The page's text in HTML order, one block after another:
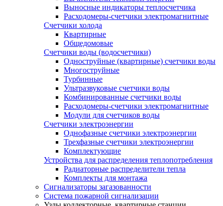
Выносные индикаторы теплосчетчика
Расходомеры-счетчики электромагнитные
Счетчики холода
Квартирные
Общедомовые
Счетчики воды (водосчетчики)
Одноструйные (квартирные) счетчики воды
Многоструйные
Турбинные
Ультразвуковые счетчики воды
Комбинированные счетчики воды
Расходомеры-счетчики электромагнитные
Модули для счетчиков воды
Счетчики электроэнергии
Однофазные счетчики электроэнергии
Трехфазные счетчики электроэнергии
Комплектующие
Устройства для распределения теплопотребления
Радиаторные распределители тепла
Комплекты для монтажа
Сигнализаторы загазованности
Система пожарной сигнализации